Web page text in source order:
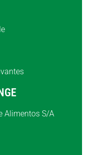
Alimentos S/A